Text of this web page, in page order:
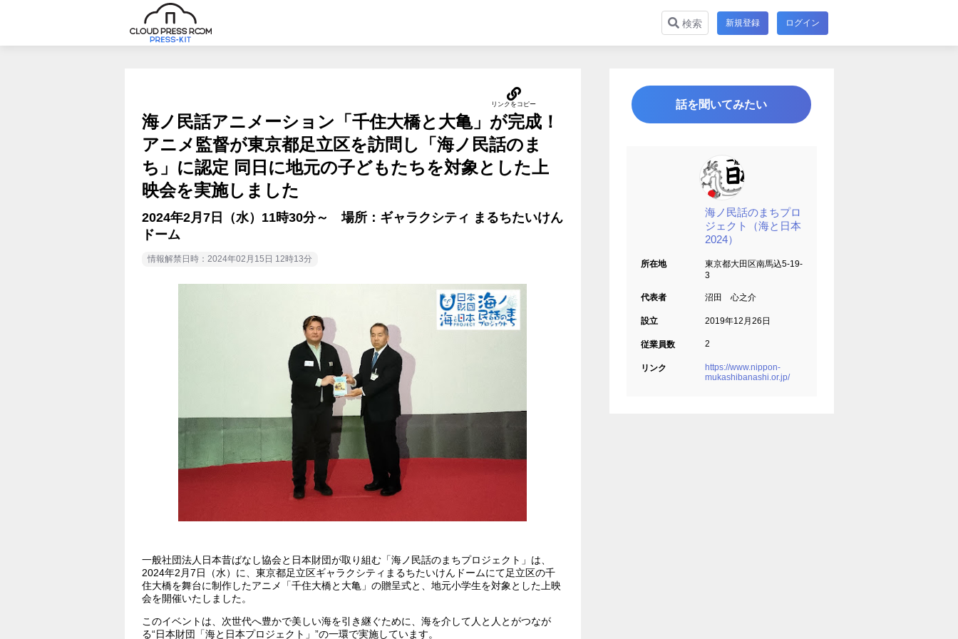
検索 新規登録 ログイン
海ノ民話アニメーション「千住大橋と大亀」が完成！
アニメ監督が東京都足立区を訪問し「海ノ民話のま
ち」に認定 同日に地元の子どもたちを対象とした上
映会を実施しました
2024年2月7日（水）11時30分～ 場所：ギャラクシティ まるちたいけん
ドーム
情報解禁日時：2024年02月15日 12時13分
一般社団法人日本昔ばなし協会と日本財団が取り組む「海ノ民話のまちプロジェクト」は、
2024年2月7日（水）に、東京都足立区ギャラクシティまるちたいけんドームにて足立区の千
住大橋を舞台に制作したアニメ「千住大橋と大亀」の贈呈式と、地元小学生を対象とした上映
会を開催いたしました。
このイベントは、次世代へ豊かで美しい海を引き継ぐために、海を介して人と人とがつなが
る“日本財団「海と日本プロジェクト」”の一環で実施しています。
話を聞いてみたい
海ノ民話のまちプロ
ジェクト（海と日本
2024）
所在地
東京都大田区南馬込5-19-
3
代表者 沼田 心之介
設立 2019年12月26日
従業員数 2
リンク
https://www.nippon-
mukashibanashi.or.jp/